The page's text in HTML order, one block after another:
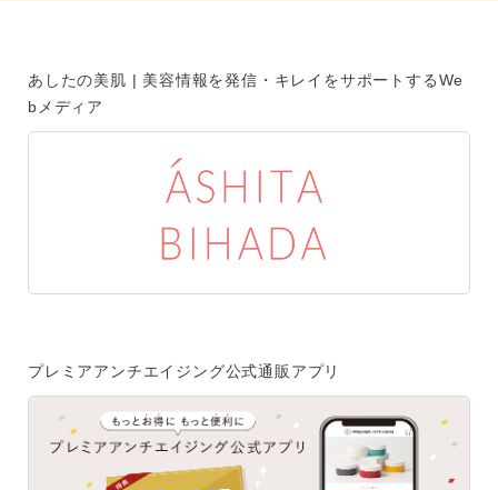
あしたの美肌 | 美容情報を発信・キレイをサポートするWe
bメディア
プレミアアンチエイジング公式通販アプリ